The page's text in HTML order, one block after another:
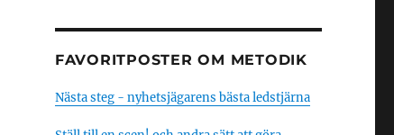
FAVORITPOSTER OM METODIK
Nästa steg - nyhetsjägarens bästa ledstjärna